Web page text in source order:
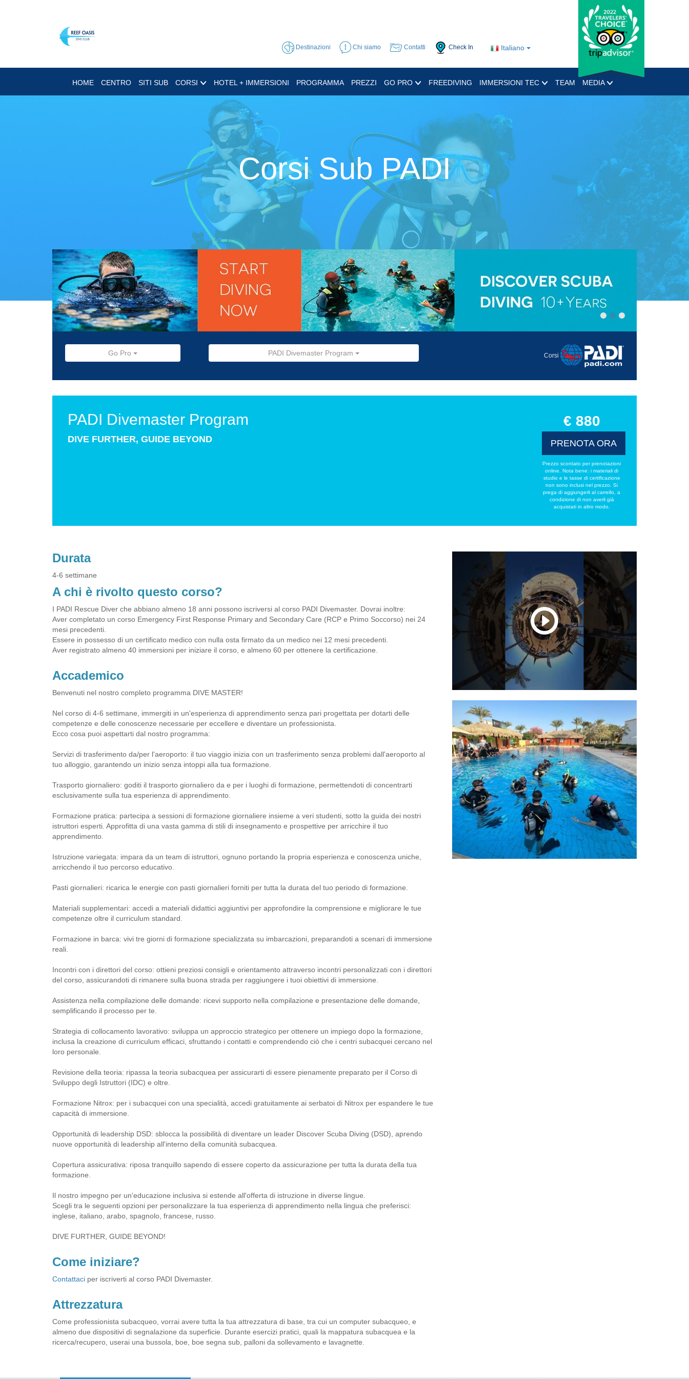
Italiano
Destinazioni Chi siamo Contatti Check In
HOME CENTRO SITI SUB CORSI HOTEL + IMMERSIONI PROGRAMMA PREZZI GO PRO FREEDIVING IMMERSIONI TEC TEAM MEDIA
Corsi Sub PADI
Go Pro PADI Divemaster Program Corsi
PADI Divemaster Program
DIVE FURTHER, GUIDE BEYOND
€ 880
PRENOTA ORA
Prezzo scontato per prenotazioni
online. Nota bene: i materiali di
studio e le tasse di certificazione
non sono inclusi nel prezzo. Si
prega di aggiungerli al carrello, a
condizione di non averli già
acquistati in altro modo.
Durata
4-6 settimane
A chi è rivolto questo corso?
I PADI Rescue Diver che abbiano almeno 18 anni possono iscriversi al corso PADI Divemaster. Dovrai inoltre:
Aver completato un corso Emergency First Response Primary and Secondary Care (RCP e Primo Soccorso) nei 24
mesi precedenti.
Essere in possesso di un certificato medico con nulla osta firmato da un medico nei 12 mesi precedenti.
Aver registrato almeno 40 immersioni per iniziare il corso, e almeno 60 per ottenere la certificazione.
Accademico
Benvenuti nel nostro completo programma DIVE MASTER!
Nel corso di 4-6 settimane, immergiti in un'esperienza di apprendimento senza pari progettata per dotarti delle
competenze e delle conoscenze necessarie per eccellere e diventare un professionista.
Ecco cosa puoi aspettarti dal nostro programma:
Servizi di trasferimento da/per l'aeroporto: il tuo viaggio inizia con un trasferimento senza problemi dall'aeroporto al
tuo alloggio, garantendo un inizio senza intoppi alla tua formazione.
Trasporto giornaliero: goditi il trasporto giornaliero da e per i luoghi di formazione, permettendoti di concentrarti
esclusivamente sulla tua esperienza di apprendimento.
Formazione pratica: partecipa a sessioni di formazione giornaliere insieme a veri studenti, sotto la guida dei nostri
istruttori esperti. Approfitta di una vasta gamma di stili di insegnamento e prospettive per arricchire il tuo
apprendimento.
Istruzione variegata: impara da un team di istruttori, ognuno portando la propria esperienza e conoscenza uniche,
arricchendo il tuo percorso educativo.
Pasti giornalieri: ricarica le energie con pasti giornalieri forniti per tutta la durata del tuo periodo di formazione.
Materiali supplementari: accedi a materiali didattici aggiuntivi per approfondire la comprensione e migliorare le tue
competenze oltre il curriculum standard.
Formazione in barca: vivi tre giorni di formazione specializzata su imbarcazioni, preparandoti a scenari di immersione
reali.
Incontri con i direttori del corso: ottieni preziosi consigli e orientamento attraverso incontri personalizzati con i direttori
del corso, assicurandoti di rimanere sulla buona strada per raggiungere i tuoi obiettivi di immersione.
Assistenza nella compilazione delle domande: ricevi supporto nella compilazione e presentazione delle domande,
semplificando il processo per te.
Strategia di collocamento lavorativo: sviluppa un approccio strategico per ottenere un impiego dopo la formazione,
inclusa la creazione di curriculum efficaci, sfruttando i contatti e comprendendo ciò che i centri subacquei cercano nel
loro personale.
Revisione della teoria: ripassa la teoria subacquea per assicurarti di essere pienamente preparato per il Corso di
Sviluppo degli Istruttori (IDC) e oltre.
Formazione Nitrox: per i subacquei con una specialità, accedi gratuitamente ai serbatoi di Nitrox per espandere le tue
capacità di immersione.
Opportunità di leadership DSD: sblocca la possibilità di diventare un leader Discover Scuba Diving (DSD), aprendo
nuove opportunità di leadership all'interno della comunità subacquea.
Copertura assicurativa: riposa tranquillo sapendo di essere coperto da assicurazione per tutta la durata della tua
formazione.
Il nostro impegno per un'educazione inclusiva si estende all'offerta di istruzione in diverse lingue.
Scegli tra le seguenti opzioni per personalizzare la tua esperienza di apprendimento nella lingua che preferisci:
inglese, italiano, arabo, spagnolo, francese, russo.
DIVE FURTHER, GUIDE BEYOND!
Come iniziare?
Contattaci per iscriverti al corso PADI Divemaster.
Attrezzatura
Come professionista subacqueo, vorrai avere tutta la tua attrezzatura di base, tra cui un computer subacqueo, e
almeno due dispositivi di segnalazione da superficie. Durante esercizi pratici, quali la mappatura subacquea e la
ricerca/recupero, userai una bussola, boe, boe segna sub, palloni da sollevamento e lavagnette.